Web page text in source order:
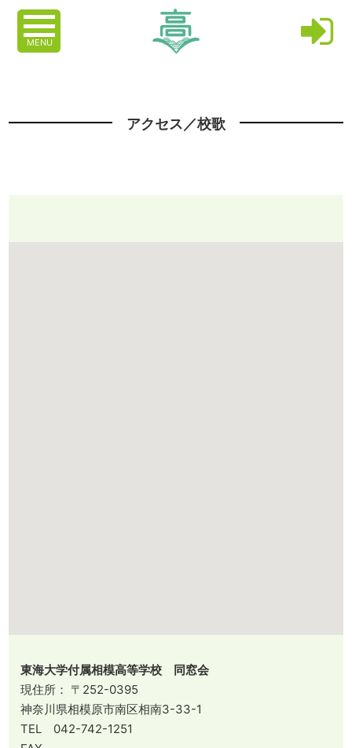
MENU
アクセス／校歌
東海大学付属相模高等学校 同窓会
現住所： 〒252-0395
神奈川県相模原市南区相南3-33-1
TEL 042-742-1251